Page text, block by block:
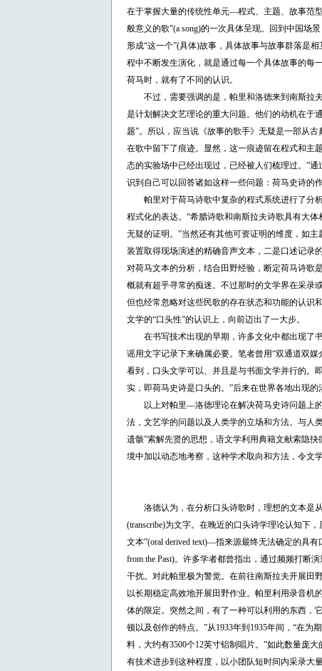
在于掌握大量的传统性单元—程式、主题、故事范
般意义的歌”(a song)的一次具体呈现。回到中国场
形成“这一个”(具体)故事，具体故事与故事群落是
程中不断发生演化，就是通过每一个具体故事的
荷马时，就有了不同的认识。
不过，需要强调的是，帕里和洛德来到南斯拉夫
是计划解决文艺理论的重大问题。他们的动机在于
题”。所以，应当说《故事的歌手》无疑是一部从
在歌中留下了痕迹。显然，这一痕迹留在程式和主
态的实验场中已经出现过，已经被人们梳理过。”
识到自己可以回答诸如这样一些问题：荷马史诗的
帕里对于荷马诗歌中复杂的程式系统进行了分析
程式化的表达。“希腊诗歌和南斯拉夫诗歌具有大
无疑的证明。”当然还有其他可资证明的维度，如
装置取得现场演述的精确音声文本，二是口述记录
对荷马文本的分析，结合田野经验，断定荷马诗歌
概就有超乎寻常的痴迷。不过那时的文学界在采录
但也经常忽略对这些民歌的存在状态和功能的认识
文学的“口头性”的认识上，向前迈出了一大步。
在书写技术出现的早期，许多文化中都出现了书
谣用文字记录下来确属必要。笔者曾用“双通道双
看到，口头文学可以、并且是与书面文学并行的。
实，即荷马史诗是口头的。”后来在世界各地出现
以上对帕里—洛德理论在解决荷马史诗问题上的
法，文艺学的问题以及人类学的立场和方法。与人
遗骸”索解先贤的思想，语文学利用典籍文献索隐
境中加以动态地考察，这种学术取向和方法，令文
洛德认为，在分析口头诗歌时，理想的文本是从
(transcribe)为文字。在晚近的口头诗学理论认知下
文本”(oral derived text)—指来源最终无法确定的具
from the Past)。许多学者都曾指出，通过频频打断
干扰。对此帕里极为警觉。在前往南斯拉夫开展田
以长期稳定高效地开展田野作业。帕里利用录音机
体的限定。突然之间，有了一种可以利用的东西，
顿以及创作的特点。”从1933年到1935年间，“在
料，大约有3500个12英寸铝制唱片。”如此数量庞
有技术进步到这种程度，以小团队短时间内采录大